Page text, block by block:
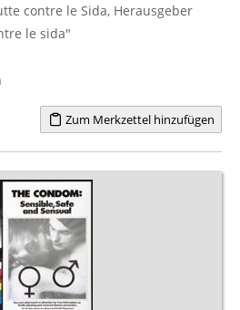
contre le Sida, Herausgeber
le sida"
Zum Merkzettel hinzufügen